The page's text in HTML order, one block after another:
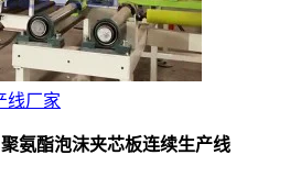
线厂家
聚氨酯泡沫夹芯板连续生产线